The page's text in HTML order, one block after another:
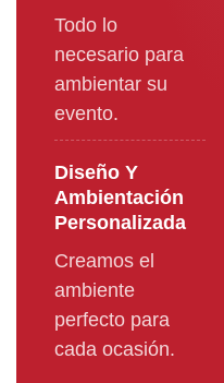
Todo lo
necesario para
ambientar su
evento.
Diseño Y
Ambientación
Personalizada
Creamos el
ambiente
perfecto para
cada ocasión.